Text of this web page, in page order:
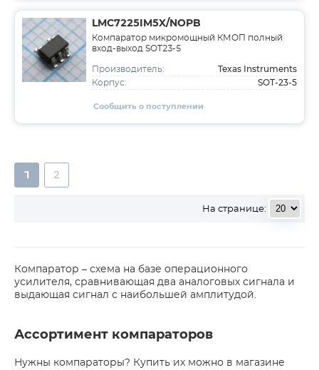
LMC7225IM5X/NOPB
Компаратор микромощный КМОП полный
вход-выход SOT23-5
Производитель: Texas Instruments
Корпус: SOT-23-5
Сообщить о поступлении
1 2
На странице:
Компаратор – схема на базе операционного
усилителя, сравнивающая два аналоговых сигнала и
выдающая сигнал с наибольшей амплитудой.
Ассортимент компараторов
Нужны компараторы? Купить их можно в магазине